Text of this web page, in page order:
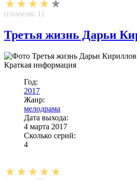
(голосов: 1 )
Третья жизнь Дарьи
Краткая информация
Год:
2017
Жанр:
мелодрама
Дата выхода:
4 марта 2017
Сколько серий:
4